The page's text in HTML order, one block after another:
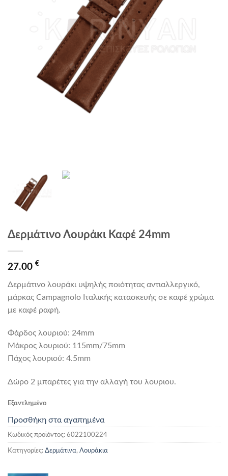
Δερμάτινο Λουράκι Καφέ 24mm
27.00 €
Δερμάτινο λουράκι υψηλής ποιότητας αντιαλλεργικό,
μάρκας Campagnolo Ιταλικής κατασκευής σε καφέ χρώμα
με καφέ ραφή.
Φάρδος λουριού: 24mm
Mάκρος λουριού: 115mm/75mm
Πάχος λουριού: 4.5mm
Δώρο 2 μπαρέτες για την αλλαγή του λουριου.
Εξαντλημένο
Προσθήκη στα αγαπημένα
Κωδικός προϊόντος: 6022100224
Κατηγορίες: Δερμάτινα, Λουράκια